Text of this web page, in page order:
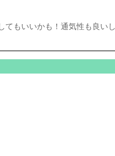
てもいいかも！通気性も良い